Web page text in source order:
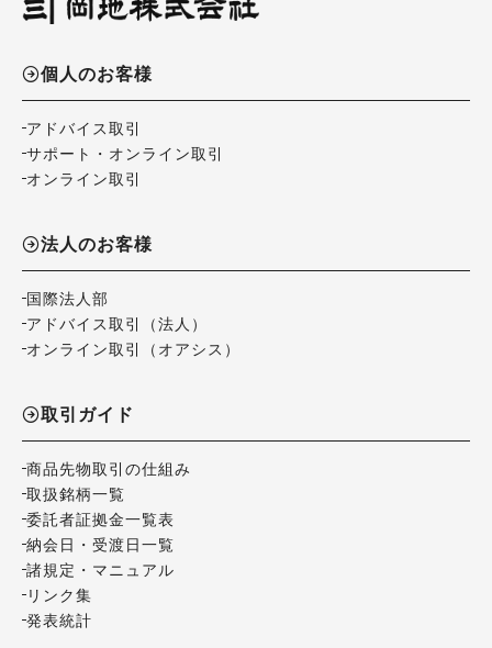
個人のお客様
アドバイス取引
サポート・オンライン取引
オンライン取引
法人のお客様
国際法人部
アドバイス取引（法人）
オンライン取引（オアシス）
取引ガイド
商品先物取引の仕組み
取扱銘柄一覧
委託者証拠金一覧表
納会日・受渡日一覧
諸規定・マニュアル
リンク集
発表統計